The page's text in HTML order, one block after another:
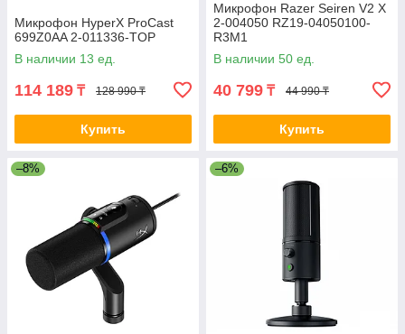
Микрофон HyperX ProCast
699Z0AA 2-011336-TOP
В наличии 13 ед.
114 189 ₸ 128 990 ₸
Купить
Микрофон Razer Seiren V2 X
2-004050 RZ19-04050100-
R3M1
В наличии 50 ед.
40 799 ₸ 44 990 ₸
Купить
–8% –6%